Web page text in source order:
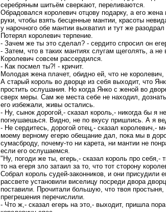
серебряным шитьём сверкают, переливаются.
Обрадовался королевич отцову подарку, а его
руки, чтобы взять бесценные мантии, красоты
у нарочного обе мантии выхватил и тут же разодрал
Потерял королевич терпение.
- Зачем же ты это сделал? - сердито спросил он
- Затем, что в таких мантиях слугам щеголять, а
Королевич совсем рассердился.
- Как посмел ты?! - кричит.
Молодая жена плачет, обидно ей, что не королевич,
А старый король во дворце из себя выходит, что
простить ослушания. Но когда Янко с женой во
сверх меры. Сам же места себе не находил,
его избежали, живы остались.
- Ну, сынок дорогой,- сказал король,- никогда бы я
погнушаешься. Видно, не по вкусу пришлись. А я
- Не сердитесь, дорогой отец,- сказал королевич,-
моему верному егерю обещание дал, пока мы в
сумасброду, почему-то ни карета, ни мантии не
если его ослушаемся.
"Ну, погоди же ты, егерь,- сказал король про
то на егеря зло затаил за то, что тот сторону
Собрал король судей-законников, и они присудили
рассвете установили виселицу посреди двора
поставили. Прочитали большую, что твоя простыня,
прегрешения перечислили.
- Что ж,- сказал егерь на это,- выходит, пришла